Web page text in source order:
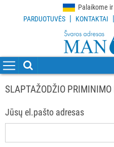
Palaikome ir
PARDUOTUVĖS | KONTAKTAI |
VALYMO
PRIEMONĖS
ĮRANKIAI
APSAUGOS
SLAPTAŽODŽIO PRIMINIMO
Jūsų el.pašto adresas